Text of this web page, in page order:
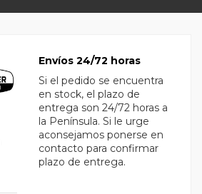
Envíos 24/72 horas
Si el pedido se encuentra
en stock, el plazo de
entrega son 24/72 horas a
la Península. Si le urge
aconsejamos ponerse en
contacto para confirmar
plazo de entrega.